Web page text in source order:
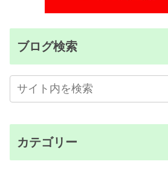
ブログ検索
カテゴリー